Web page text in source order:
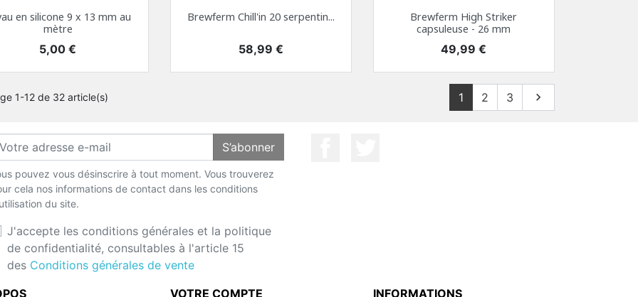
en silicone 9 x 13 mm au
mètre
Prix
5,00 €
Brewferm Chill'in 20 serpentin...
Prix
58,99 €
Brewferm High Striker
capsuleuse - 26 mm
Prix
49,99 €
1-12 de 32 article(s) 1 2 3 Suivant

S’abonner
pouvez vous désinscrire à tout moment. Vous trouverez
cela nos informations de contact dans les conditions
du site.
J'accepte les conditions générales et la politique
de confidentialité, consultables à l'article 15
des Conditions générales de vente
VOTRE COMPTE INFORMATIONS